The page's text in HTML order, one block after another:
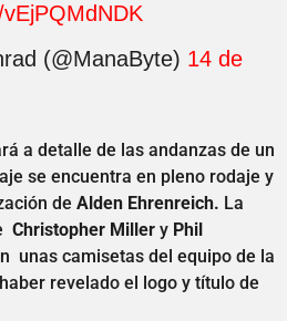
(@ManaByte) 14 de
a detalle de las andanzas de un
se encuentra en pleno rodaje y
de Alden Ehrenreich. La
Christopher Miller y Phil
unas camisetas del equipo de la
revelado el logo y título de